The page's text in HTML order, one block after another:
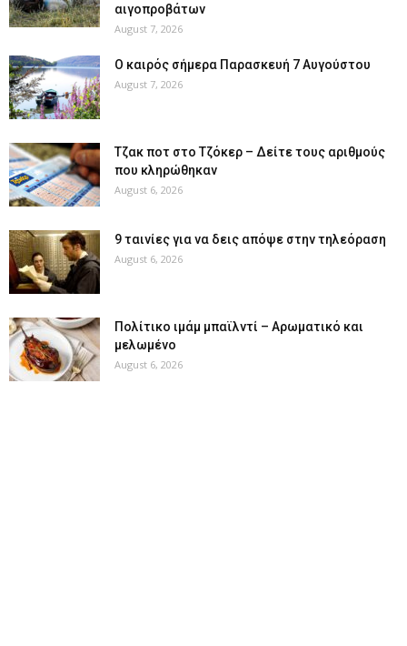
αιγοπροβάτων
August 7, 2026
Ο καιρός σήμερα Παρασκευή 7 Αυγούστου
August 7, 2026
Tζακ ποτ στο Τζόκερ – Δείτε τους αριθμούς
που κληρώθηκαν
August 6, 2026
9 ταινίες για να δεις απόψε στην τηλεόραση
August 6, 2026
Πολίτικο ιμάμ μπαϊλντί – Αρωματικό και
μελωμένο
August 6, 2026